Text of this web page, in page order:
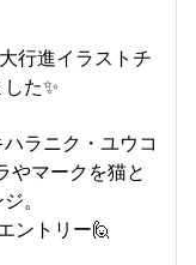
行進イラストチ
た✨
ラニク・ユウコ
やマークを猫と
。
ントリー🙋